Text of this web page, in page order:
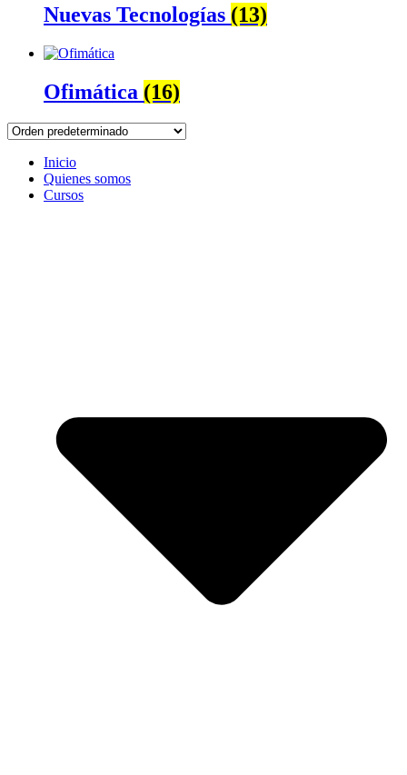
Nuevas Tecnologías (13)
Ofimática (16)
Inicio
Quienes somos
Cursos